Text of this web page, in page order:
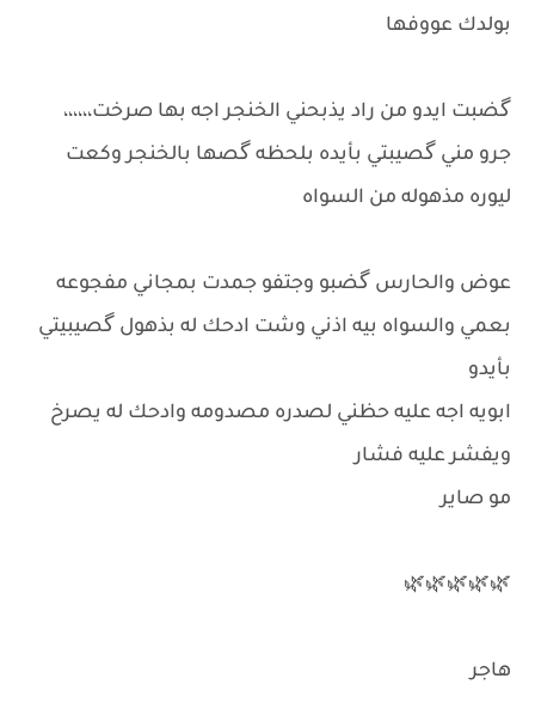
بولدك عووفها
گضبت ايدو من راد يذبحني الخنجر اجه بها صرخت،،،،،،
جرو مني گصيبتي بأيده بلحظه گصها بالخنجر وكعت
ليوره مذهوله من السواه
عوض والحارس گضبو وجتفو جمدت بمجاني مفجوعه
بعمي والسواه بيه اذني وشت ادحك له بذهول گصيبيتي
بأيدو
ابويه اجه عليه حظني لصدره مصدومه وادحك له يصرخ
ويفشر عليه فشار
مو صاير
🌿🌿🌿🌿🌿
هاجر